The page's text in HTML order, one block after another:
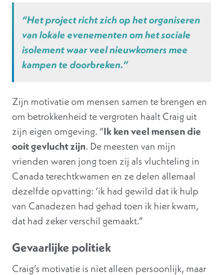
“Het project richt zich op het organiseren
van lokale evenementen om het sociale
isolement waar veel nieuwkomers mee
kampen te doorbreken.”
Zijn motivatie om mensen samen te brengen en
om betrokkenheid te vergroten haalt Craig uit
zijn eigen omgeving. “Ik ken veel mensen die
ooit gevlucht zijn. De meesten van mijn
vrienden waren jong toen zij als vluchteling in
Canada terechtkwamen en ze delen allemaal
dezelfde opvatting: ‘ik had gewild dat ik hulp
van Canadezen had gehad toen ik hier kwam,
dat had zeker verschil gemaakt.”
Gevaarlijke politiek
Craig’s motivatie is niet alleen persoonlijk, maar